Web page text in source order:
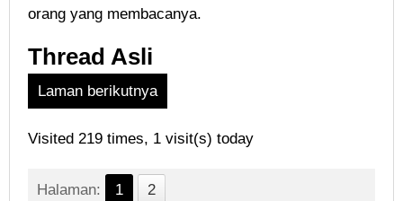
orang yang membacanya.
Thread Asli
Laman berikutnya
Visited 219 times, 1 visit(s) today
Halaman: 1 2